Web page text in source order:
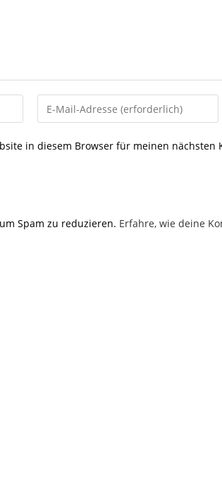
Gib
deine
ein
in diesem Browser für meinen nächsten
Spam zu reduzieren. Erfahre, wie deine